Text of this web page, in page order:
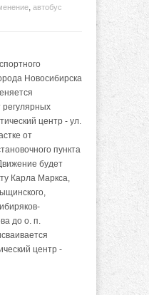
, автобус
Новосибирска
центр - ул.
от
пункта
будет
Карла Маркса,
до о. п.
центр -